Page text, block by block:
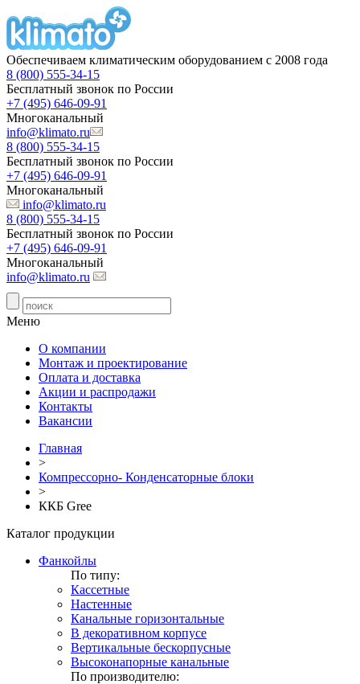
Обеспечиваем климатическим оборудованием с 2008 года
8 (800) 555-34-15
Бесплатный звонок по России
+7 (495) 646-09-91
Многоканальный
info@klimato.ru
8 (800) 555-34-15
Бесплатный звонок по России
+7 (495) 646-09-91
Многоканальный
info@klimato.ru
8 (800) 555-34-15
Бесплатный звонок по России
+7 (495) 646-09-91
Многоканальный
info@klimato.ru
Меню
О компании
Монтаж и проектирование
Оплата и доставка
Акции и распродажи
Контакты
Вакансии
Главная
>
Компрессорно- Конденсаторные блоки
>
ККБ Gree
Каталог продукции
Фанкойлы
По типу:
Кассетные
Настенные
Канальные горизонтальные
В декоративном корпусе
Вертикальные бескорпусные
Высоконапорные канальные
По производителю: